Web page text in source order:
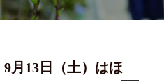
9月13日（土）はほ